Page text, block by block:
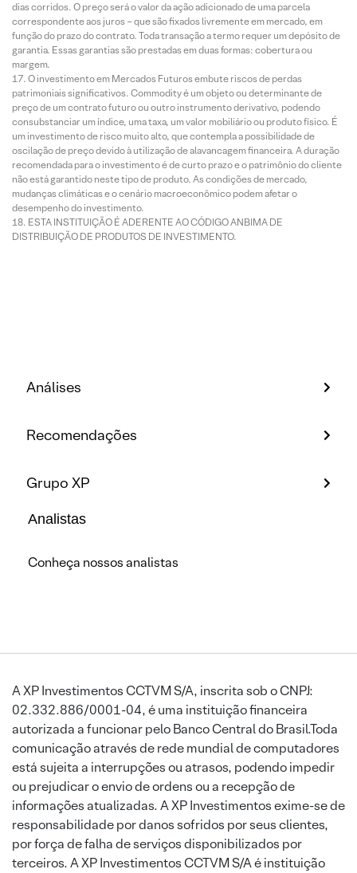
dias corridos. O preço será o valor da ação adicionado de uma parcela
correspondente aos juros – que são fixados livremente em mercado, em
função do prazo do contrato. Toda transação a termo requer um depósito de
garantia. Essas garantias são prestadas em duas formas: cobertura ou
margem.
O investimento em Mercados Futuros embute riscos de perdas
patrimoniais significativos. Commodity é um objeto ou determinante de
preço de um contrato futuro ou outro instrumento derivativo, podendo
consubstanciar um índice, uma taxa, um valor mobiliário ou produto físico. É
um investimento de risco muito alto, que contempla a possibilidade de
oscilação de preço devido à utilização de alavancagem financeira. A duração
recomendada para o investimento é de curto prazo e o patrimônio do cliente
não está garantido neste tipo de produto. As condições de mercado,
mudanças climáticas e o cenário macroeconômico podem afetar o
desempenho do investimento.
ESTA INSTITUIÇÃO É ADERENTE AO CÓDIGO ANBIMA DE
DISTRIBUIÇÃO DE PRODUTOS DE INVESTIMENTO.
Análises
Recomendações
Grupo XP
Analistas
Conheça nossos analistas
A XP Investimentos CCTVM S/A, inscrita sob o CNPJ:
02.332.886/0001-04, é uma instituição financeira
autorizada a funcionar pelo Banco Central do Brasil.Toda
comunicação através de rede mundial de computadores
está sujeita a interrupções ou atrasos, podendo impedir
ou prejudicar o envio de ordens ou a recepção de
informações atualizadas. A XP Investimentos exime-se de
responsabilidade por danos sofridos por seus clientes,
por força de falha de serviços disponibilizados por
terceiros. A XP Investimentos CCTVM S/A é instituição